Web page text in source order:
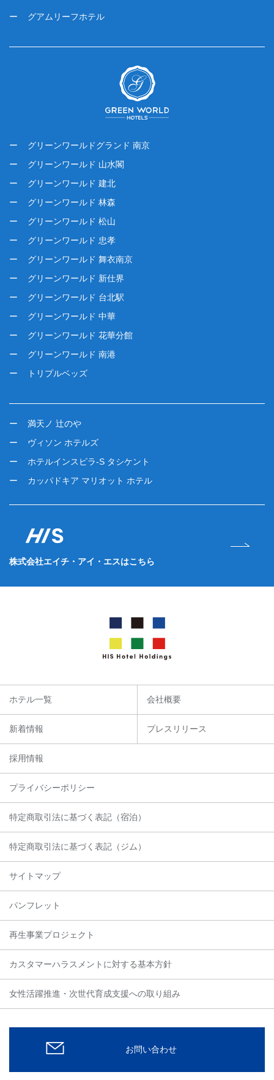
グアムリーフホテル
グリーンワールドグランド 南京
グリーンワールド 山水閣
グリーンワールド 建北
グリーンワールド 林森
グリーンワールド 松山
グリーンワールド 忠孝
グリーンワールド 舞衣南京
グリーンワールド 新仕界
グリーンワールド 台北駅
グリーンワールド 中華
グリーンワールド 花華分館
グリーンワールド 南港
トリプルベッズ
満天ノ 辻のや
ヴィソン ホテルズ
ホテルインスピラ-S タシケント
カッパドキア マリオット ホテル
株式会社エイチ・アイ・エスはこちら
ホテル一覧 会社概要
新着情報 プレスリリース
採用情報
プライバシーポリシー
特定商取引法に基づく表記（宿泊）
特定商取引法に基づく表記（ジム）
サイトマップ
パンフレット
再生事業プロジェクト
カスタマーハラスメントに対する基本方針
女性活躍推進・次世代育成支援への取り組み
お問い合わせ